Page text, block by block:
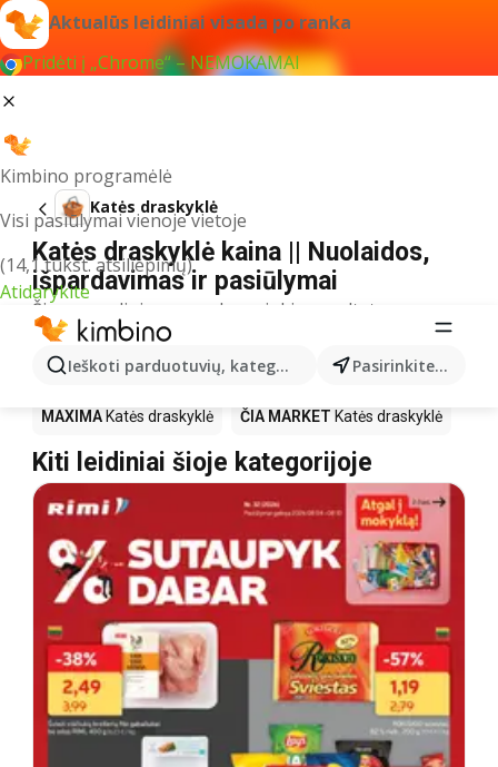
Aktualūs leidiniai visada po ranka
Pridėti į „Chrome“ – NEMOKAMAI
Kimbino programėlė
Visi pasiūlymai vienoje vietoje
(14,1 tūkst. atsiliepimų)
Atidarykite
Ieškoti parduotuvių, kategorijų, produktų... Pasirinkite miestą
Katės draskyklė
Katės draskyklė kaina || Nuolaidos,
išpardavimas ir pasiūlymai
Šiuo pavadinimu neradome jokių rezultatų
Akcija Katės draskyklė – kur
nusipirkti?
MAXIMA Katės draskyklė ČIA MARKET Katės draskyklė
Kiti leidiniai šioje kategorijoje